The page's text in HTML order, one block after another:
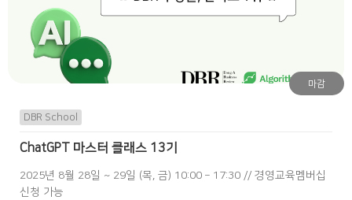
마감
DBR School
ChatGPT 마스터 클래스 13기
2025년 8월 28일 ~ 29일 (목, 금) 10:00 – 17:30 // 경영교육멤버십
신청 가능